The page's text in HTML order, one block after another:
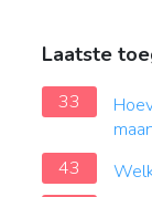
Laatste
33
43